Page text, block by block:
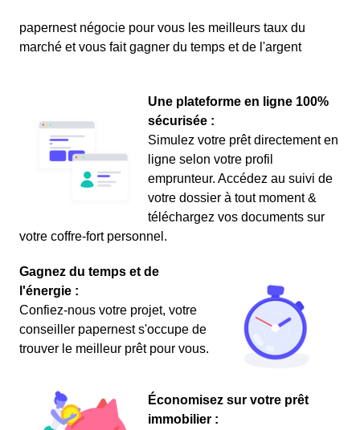
papernest négocie pour vous les meilleurs taux du
marché et vous fait gagner du temps et de l'argent
Une plateforme en ligne 100%
sécurisée :
Simulez votre prêt directement en
ligne selon votre profil
emprunteur. Accédez au suivi de
votre dossier à tout moment &
téléchargez vos documents sur
votre coffre-fort personnel.
Gagnez du temps et de
l'énergie :
Confiez-nous votre projet, votre
conseiller papernest s'occupe de
trouver le meilleur prêt pour vous.
Économisez sur votre prêt
immobilier :